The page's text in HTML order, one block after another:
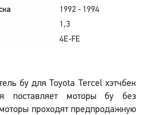
1992 - 1994
1,3
4E-FE
бу для Toyota Tercel хэтчбек
поставляет моторы бу без
проходят предпродажную